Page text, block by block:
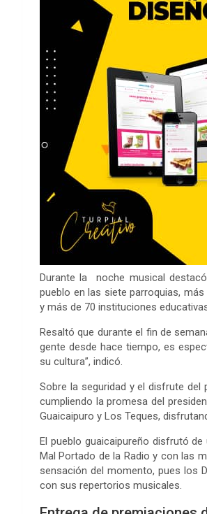
Durante la noche musical
pueblo en las siete parroquias,
y más de 70 instituciones
Resaltó que durante el fin de
gente desde hace tiempo, es
su cultura”, indicó.
Sobre la seguridad y el disfrute del
cumpliendo la promesa del
Guaicaipuro y Los Teques,
El pueblo guaicaipureño disfrutó
Mal Portado de la Radio y con las
sensación del momento, pues los
con sus repertorios musicales.